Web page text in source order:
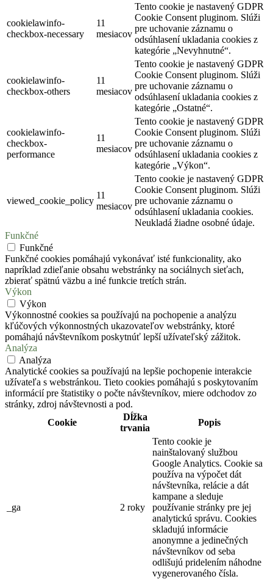
cookielawinfo-
checkbox-necessary
11
mesiacov
Tento cookie je nastavený GDPR
Cookie Consent pluginom. Slúži
pre uchovanie záznamu o
odsúhlasení ukladania cookies z
kategórie „Nevyhnutné“.
cookielawinfo-
checkbox-others
11
mesiacov
Tento cookie je nastavený GDPR
Cookie Consent pluginom. Slúži
pre uchovanie záznamu o
odsúhlasení ukladania cookies z
kategórie „Ostatné“.
cookielawinfo-
checkbox-
performance
11
mesiacov
Tento cookie je nastavený GDPR
Cookie Consent pluginom. Slúži
pre uchovanie záznamu o
odsúhlasení ukladania cookies z
kategórie „Výkon“.
viewed_cookie_policy
11
mesiacov
Tento cookie je nastavený GDPR
Cookie Consent pluginom. Slúži
pre uchovanie záznamu o
odsúhlasení ukladania cookies.
Neukladá žiadne osobné údaje.
Funkčné
Funkčné
Funkčné cookies pomáhajú vykonávať isté funkcionality, ako
napríklad zdieľanie obsahu webstránky na sociálnych sieťach,
zbierať spätnú väzbu a iné funkcie tretích strán.
Výkon
Výkon
Výkonnostné cookies sa používajú na pochopenie a analýzu
kľúčových výkonnostných ukazovateľov webstránky, ktoré
pomáhajú návštevníkom poskytnúť lepší užívateľský zážitok.
Analýza
Analýza
Analytické cookies sa používajú na lepšie pochopenie interakcie
užívateľa s webstránkou. Tieto cookies pomáhajú s poskytovaním
informácií pre štatistiky o počte návštevníkov, miere odchodov zo
stránky, zdroj návštevnosti a pod.
Cookie
Dĺžka
trvania
Popis
_ga 2 roky
Tento cookie je
nainštalovaný službou
Google Analytics. Cookie sa
používa na výpočet dát
návštevníka, relácie a dát
kampane a sleduje
používanie stránky pre jej
analytickú správu. Cookies
skladujú informácie
anonymne a jedinečných
návštevníkov od seba
odlišujú pridelením náhodne
vygenerovaného čísla.